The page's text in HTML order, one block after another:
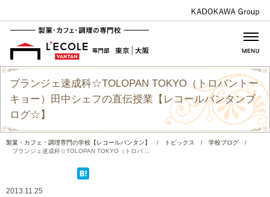
ブランジェ速成科☆TOLOPAN TOKYO（トロパントー
キョー）田中シェフの直伝授業【レコールバンタンブ
ログ☆】
製菓・カフェ・調理専門の学校【レコールバンタン】 / トピックス / 学校ブログ
/
ブランジェ速成科☆TOLOPAN TOKYO（トロパ ...
2013.11.25